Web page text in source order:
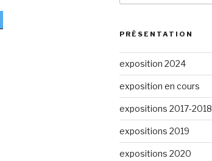
:
PRÉSENTATION
exposition 2024
exposition en cours
expositions 2017-2018
expositions 2019
expositions 2020